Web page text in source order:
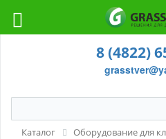
8 (4822)
Каталог
Оборудование для